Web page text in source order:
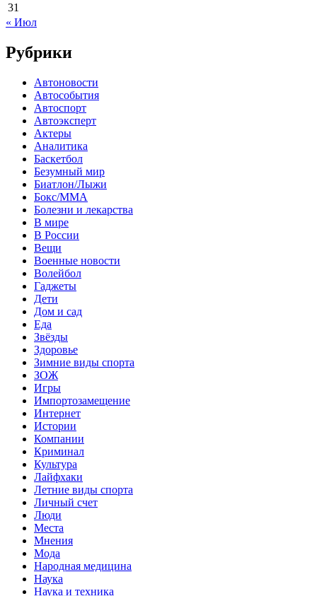
31
« Июл
Рубрики
Автоновости
Автособытия
Автоспорт
Автоэксперт
Актеры
Аналитика
Баскетбол
Безумный мир
Биатлон/Лыжи
Бокс/MMA
Болезни и лекарства
В мире
В России
Вещи
Военные новости
Волейбол
Гаджеты
Дети
Дом и сад
Еда
Звёзды
Здоровье
Зимние виды спорта
ЗОЖ
Игры
Импортозамещение
Интернет
Истории
Компании
Криминал
Культура
Лайфхаки
Летние виды спорта
Личный счет
Люди
Места
Мнения
Мода
Народная медицина
Наука
Наука и техника